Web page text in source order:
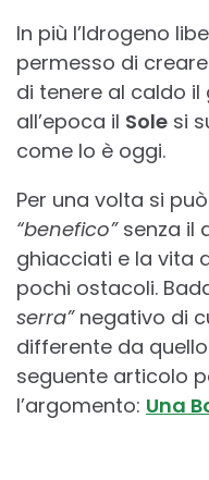
In più l’Idrogeno
permesso di
di tenere al caldo
all’epoca il Sole si
come lo è oggi.
Per una volta si
“benefico”senza il
ghiacciati e la vita
pochi ostacoli.
serra”negativo di
differente da
seguente articolo
l’argomento: Una